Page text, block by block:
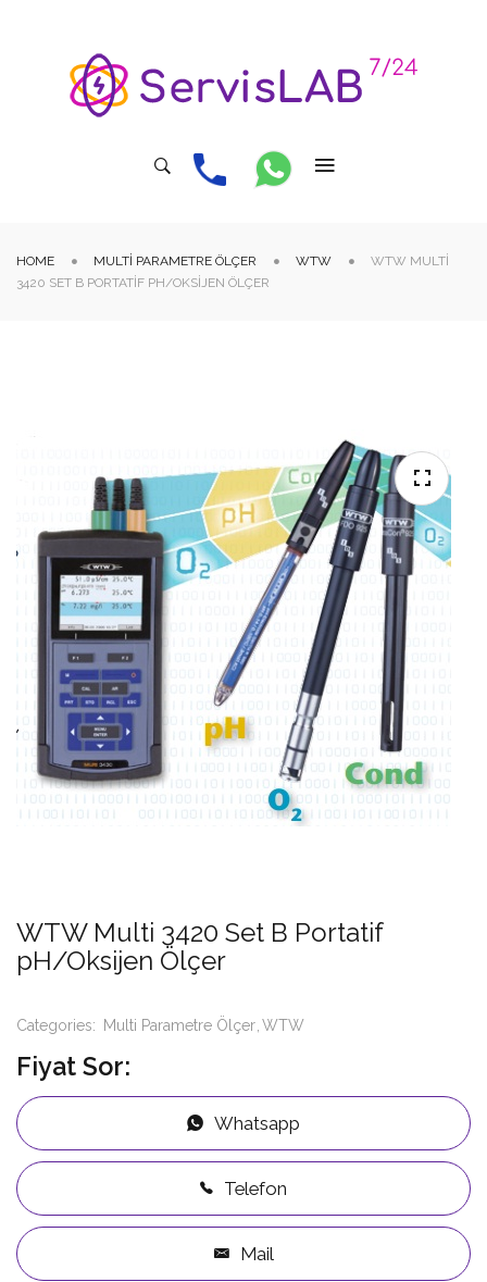
HOME MULTI PARAMETRE ÖLÇER WTW
WTW MULTI
3420 SET B PORTATIF PH/OKSIJEN ÖLÇER
WTW Multi 3420 Set B Portatif
pH/Oksijen Ölçer
Categories: Multi Parametre Ölçer WTW
Fiyat Sor:
Whatsapp
Telefon
Mail